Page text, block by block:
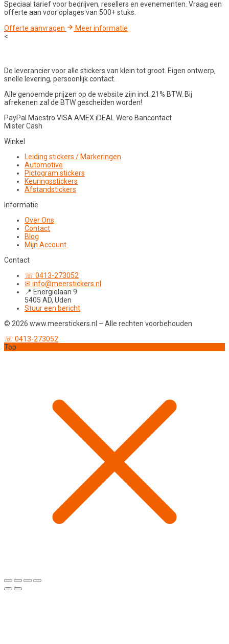
Speciaal tarief voor bedrijven, resellers en evenementen. Vraag een
offerte aan voor oplages van 500+ stuks.
Offerte aanvragen
Meer informatie
<
De leverancier voor alle stickers van klein tot groot. Eigen ontwerp,
snelle levering, persoonlijk contact.
Alle genoemde prijzen op de website zijn incl. 21% BTW. Bij
afrekenen zal de BTW gescheiden worden!
PayPal Maestro VISAAMEXiDEALWero Bancontact
Mister Cash
Winkel
Leiding stickers / Markeringen
Automotive
Pictogram stickers
Keuringsstickers
Afstandstickers
Informatie
Over Ons
Contact
Blog
Mijn Account
Contact
☏ 0413-273052
✉ info@meerstickers.nl
📍 Energielaan 9
5405 AD, Uden
Stuur een bericht
© 2026 www.meerstickers.nl – Alle rechten voorbehouden
☏ 0413-273052
Top